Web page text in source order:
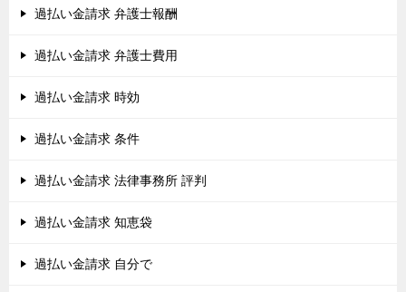
過払い金請求 弁護士報酬
過払い金請求 弁護士費用
過払い金請求 時効
過払い金請求 条件
過払い金請求 法律事務所 評判
過払い金請求 知恵袋
過払い金請求 自分で